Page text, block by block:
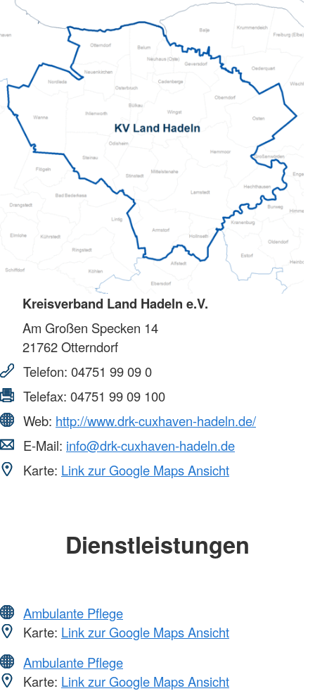
Kreisverband Land Hadeln e.V.
Am Großen Specken 14
21762Otterndorf
Telefon: 04751 99 09 0
Telefax: 04751 99 09 100
Web: http://www.drk-cuxhaven-hadeln.de/
E-Mail: info@drk-cuxhaven-hadeln.de
Karte: Link zur Google Maps Ansicht
Dienstleistungen
Ambulante Pflege
Karte: Link zur Google Maps Ansicht
Ambulante Pflege
Karte: Link zur Google Maps Ansicht